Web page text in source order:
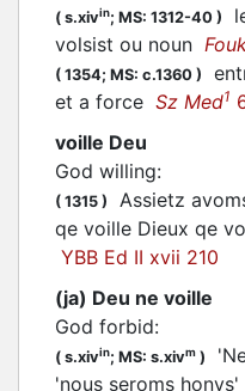
( s.xivin; MS: 1312-40 )
volsist ou noun
( 1354; MS: c.1360 )
et a force Sz Med1
voille Deu
God willing:
( 1315 )
Assietz
qe voille Dieux qe
YBB Ed II xvii 210
(ja) Deu ne voille
God forbid:
( s.xivin; MS: s.xivm )
'nous seroms honys'